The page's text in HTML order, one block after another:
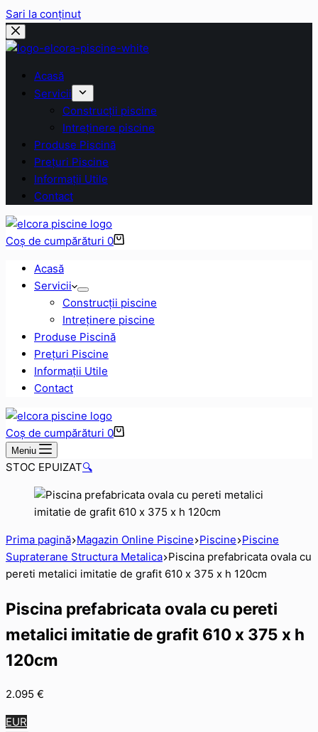
Sari la conținut
Acasă
Servicii
Construcții piscine
Intreținere piscine
Produse Piscină
Prețuri Piscine
Informații Utile
Contact
Coș de cumpărături 0
Acasă
Servicii
Construcții piscine
Intreținere piscine
Produse Piscină
Prețuri Piscine
Informații Utile
Contact
Coș de cumpărături 0
Meniu
STOC EPUIZAT🔍
Prima pagină Magazin Online Piscine Piscine Piscine
Supraterane Structura Metalica Piscina prefabricata ovala cu
pereti metalici imitatie de grafit 610 х 375 х h 120cm
Piscina prefabricata ovala cu pereti
metalici imitatie de grafit 610 х 375 х h
120cm
2.095 €
EUR